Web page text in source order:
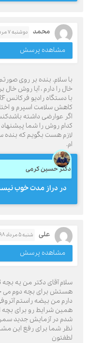
محمد دوشنبه ۷ مرداد ۹۸( 7 سال پیش)
مشاهده پرسش
خال را دارم ، آیا روش خال
کاهش سلامت اسپرم و
اگر عوارضی داشته
کدام روش را شما
ام.
دکتر حسین کرمی
در دراز مدت خوب
علی شنبه ۵ مرداد ۹۸( 7 سال پیش)
مشاهده پرسش
هستش برای بچه دوم می
دارم من بیضه راستم
همین شرایط رو برای بچه
شدم در آزمایش جدید
نظر شما برای رفع این
لطفتون